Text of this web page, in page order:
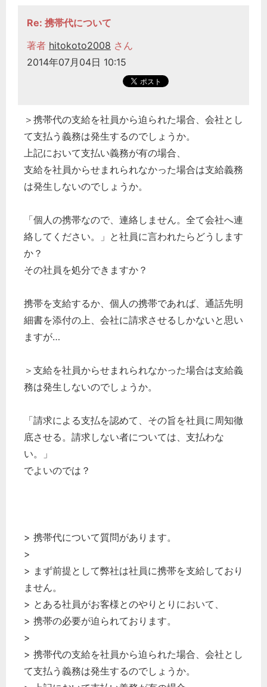
Re: 携帯代について
著者 hitokoto2008 さん
2014年07月04日 10:15
＞携帯代の支給を社員から迫られた場合、会社とし
て支払う義務は発生するのでしょうか。
上記において支払い義務が有の場合、
支給を社員からせまれられなかった場合は支給義務
は発生しないのでしょうか。
「個人の携帯なので、連絡しません。全て会社へ連
絡してください。」と社員に言われたらどうします
か？
その社員を処分できますか？
携帯を支給するか、個人の携帯であれば、通話先明
細書を添付の上、会社に請求させるしかないと思い
ますが…
＞支給を社員からせまれられなかった場合は支給義
務は発生しないのでしょうか。
「請求による支払を認めて、その旨を社員に周知徹
底させる。請求しない者については、支払わな
い。」
でよいのでは？
> 携帯代について質問があります。
>
> まず前提として弊社は社員に携帯を支給しており
ません。
> とある社員がお客様とのやりとりにおいて、
> 携帯の必要が迫られております。
>
> 携帯代の支給を社員から迫られた場合、会社とし
て支払う義務は発生するのでしょうか。